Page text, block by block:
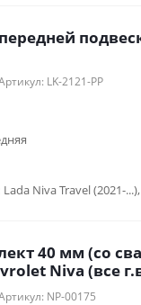
LK-2121-PP
40 мм (со
Niva (все
NP-00175